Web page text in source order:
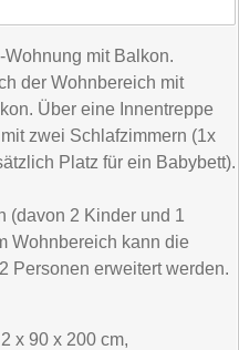
mit Balkon.
der Wohnbereich mit
Über eine Innentreppe
zwei Schlafzimmern (1x
Platz für ein Babybett).
(davon 2 Kinder und 1
Wohnbereich kann die
Personen erweitert werden.
x 90 x 200 cm,